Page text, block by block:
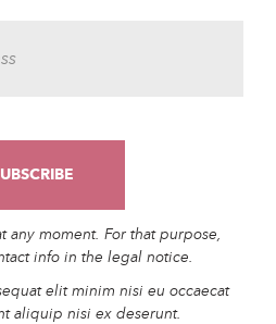
any moment. For that purpose,
info in the legal notice.
elit minim nisi eu occaecat
aliquip nisi ex deserunt.